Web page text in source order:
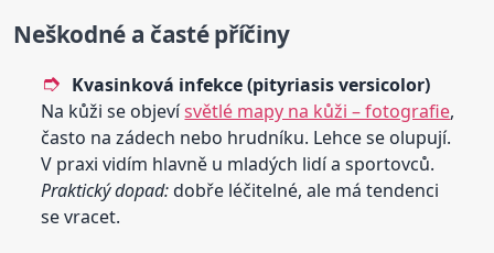
Neškodné a časté příčiny
Kvasinková infekce (pityriasis versicolor)
Na kůži se objevísvětlé mapy na kůži – fotografie,
často na zádech nebo hrudníku. Lehce se olupují.
V praxi vidím hlavně u mladých lidí a sportovců.
Praktický dopad:dobře léčitelné, ale má tendenci
se vracet.